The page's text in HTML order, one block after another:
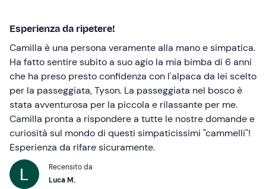
Esperienza da ripetere!
Camilla è una persona veramente alla mano e simpatica.
Ha fatto sentire subito a suo agio la mia bimba di 6 anni
che ha preso presto confidenza con l'alpaca da lei scelto
per la passeggiata, Tyson. La passeggiata nel bosco è
stata avventurosa per la piccola e rilassante per me.
Camilla pronta a rispondere a tutte le nostre domande e
curiosità sul mondo di questi simpaticissimi "cammelli"!
Esperienza da rifare sicuramente.
Recensito da
Luca M.